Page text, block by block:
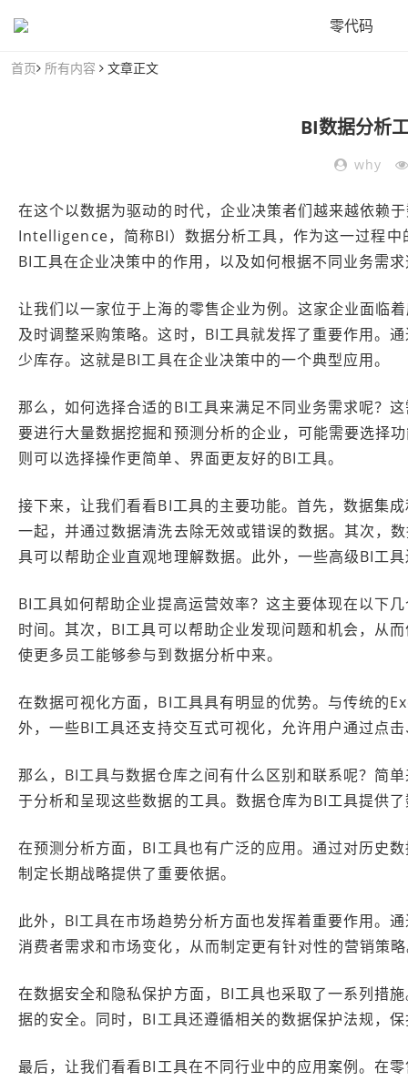
零代码
首页 所有内容 文章正文
BI数据分析
why
在这个以数据为驱动的时代，企业决策者们越来越依赖
Intelligence，简称BI）数据分析工具，作为这一过程
BI工具在企业决策中的作用，以及如何根据不同业务需
让我们以一家位于上海的零售企业为例。这家企业面临
及时调整采购策略。这时，BI工具就发挥了重要作用。
少库存。这就是BI工具在企业决策中的一个典型应用。
那么，如何选择合适的BI工具来满足不同业务需求呢？
要进行大量数据挖掘和预测分析的企业，可能需要选择
则可以选择操作更简单、界面更友好的BI工具。
接下来，让我们看看BI工具的主要功能。首先，数据集
一起，并通过数据清洗去除无效或错误的数据。其次，
具可以帮助企业直观地理解数据。此外，一些高级BI工
BI工具如何帮助企业提高运营效率？这主要体现在以下
时间。其次，BI工具可以帮助企业发现问题和机会，从
使更多员工能够参与到数据分析中来。
在数据可视化方面，BI工具具有明显的优势。与传统的
外，一些BI工具还支持交互式可视化，允许用户通过点
那么，BI工具与数据仓库之间有什么区别和联系呢？简
于分析和呈现这些数据的工具。数据仓库为BI工具提供
在预测分析方面，BI工具也有广泛的应用。通过对历史
制定长期战略提供了重要依据。
此外，BI工具在市场趋势分析方面也发挥着重要作用。
消费者需求和市场变化，从而制定更有针对性的营销策
在数据安全和隐私保护方面，BI工具也采取了一系列措
据的安全。同时，BI工具还遵循相关的数据保护法规，
最后，让我们看看BI工具在不同行业中的应用案例。在